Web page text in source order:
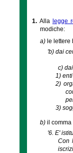
1. Alla legge
modiche:
a) le lettere
'b) dai
c)
1)
2)
3)
b) il comma
'6. E'
Con